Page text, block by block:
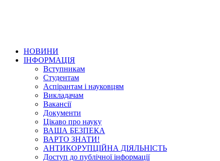
НОВИНИ
ІНФОРМАЦІЯ
Вступникам
Студентам
Аспірантам і науковцям
Викладачам
Вакансії
Документи
Цікаво про науку
ВАША БЕЗПЕКА
ВАРТО ЗНАТИ!
АНТИКОРУПЦІЙНА ДІЯЛЬНІСТЬ
Доступ до публічної інформації